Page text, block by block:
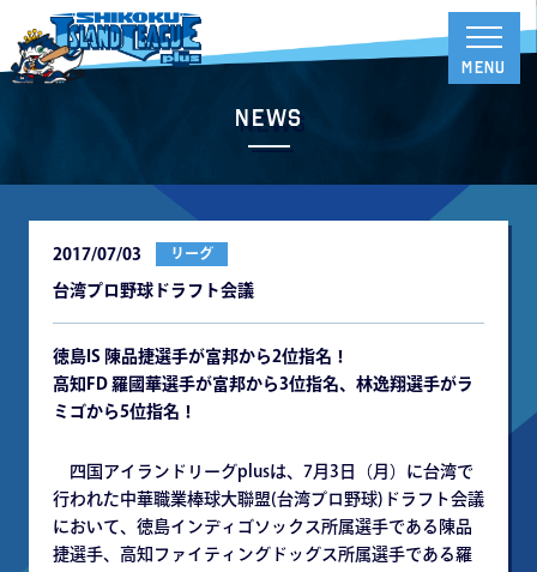
News
2017/07/03 リーグ
台湾プロ野球ドラフト会議
徳島IS 陳品捷選手が富邦から2位指名！
高知FD 羅國華選手が富邦から3位指名、林逸翔選手がラ
ミゴから5位指名！
四国アイランドリーグplusは、7月3日（月）に台湾で
行われた中華職業棒球大聯盟(台湾プロ野球)ドラフト会議
において、徳島インディゴソックス所属選手である陳品
捷選手、高知ファイティングドッグス所属選手である羅